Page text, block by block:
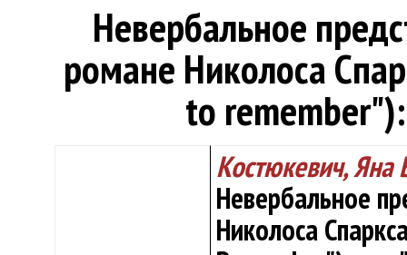
Невербальное
романе Николоса
to
Костюкевич, Яна
Невербальное
Николоса